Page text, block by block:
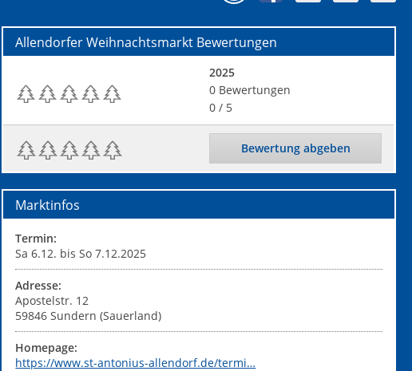
Allendorfer Weihnachtsmarkt Bewertungen
2025
0 Bewertungen
0 / 5
Bewertung abgeben
Marktinfos
Termin:
Sa 6.12. bis So 7.12.2025
Adresse:
Apostelstr. 12
59846 Sundern (Sauerland)
Homepage:
https://www.st-antonius-allendorf.de/termi…